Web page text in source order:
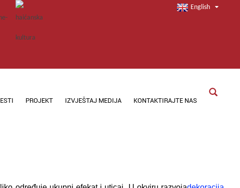
English
PROJEKT IZVJEŠTAJ MEDIJA KONTAKTIRAJTE NAS